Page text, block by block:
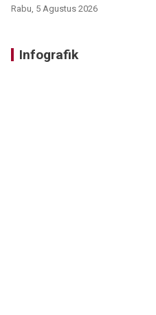
Rabu, 5 Agustus 2026
Infografik